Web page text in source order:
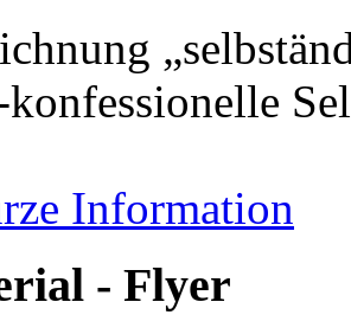
Information
- Flyer